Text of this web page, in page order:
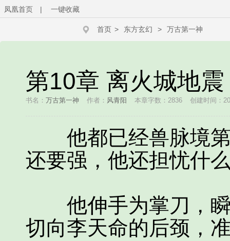
凤凰首页 | 一键收藏
首页 > 东方玄幻 > 万古第一神
第10章 离火城地
书名： 万古第一神 作者： 风青阳 本章字数：2836 创建时间：
他都已经兽脉境第
还要强，他还担忧什
他伸手为掌刀，瞬
切向李天命的后颈，